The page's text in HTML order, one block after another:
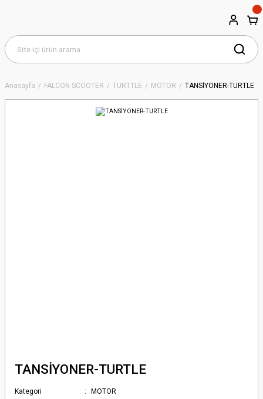
Anasayfa FALCON SCOOTER TURTTLE MOTOR TANSİYONER-TURTLE
TANSİYONER-TURTLE
Kategori
MOTOR